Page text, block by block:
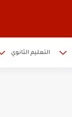
التعليم الثانوي